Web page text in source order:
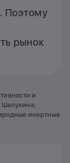
Поэтому
рынок
и
инертные